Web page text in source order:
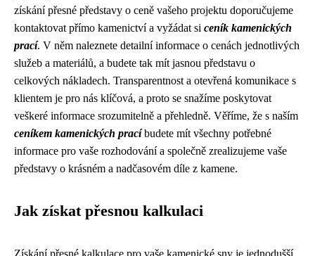
získání přesné představy o ceně vašeho projektu doporučujeme
kontaktovat přímo kamenictví a vyžádat si ceník kamenických
prací. V něm naleznete detailní informace o cenách jednotlivých
služeb a materiálů, a budete tak mít jasnou představu o
celkových nákladech. Transparentnost a otevřená komunikace s
klientem je pro nás klíčová, a proto se snažíme poskytovat
veškeré informace srozumitelně a přehledně. Věříme, že s naším
ceníkem kamenických pracíbudete mít všechny potřebné
informace pro vaše rozhodování a společně zrealizujeme vaše
představy o krásném a nadčasovém díle z kamene.
Jak získat přesnou kalkulaci
Získání přesné kalkulace pro vaše kamenické sny je jednodušší,